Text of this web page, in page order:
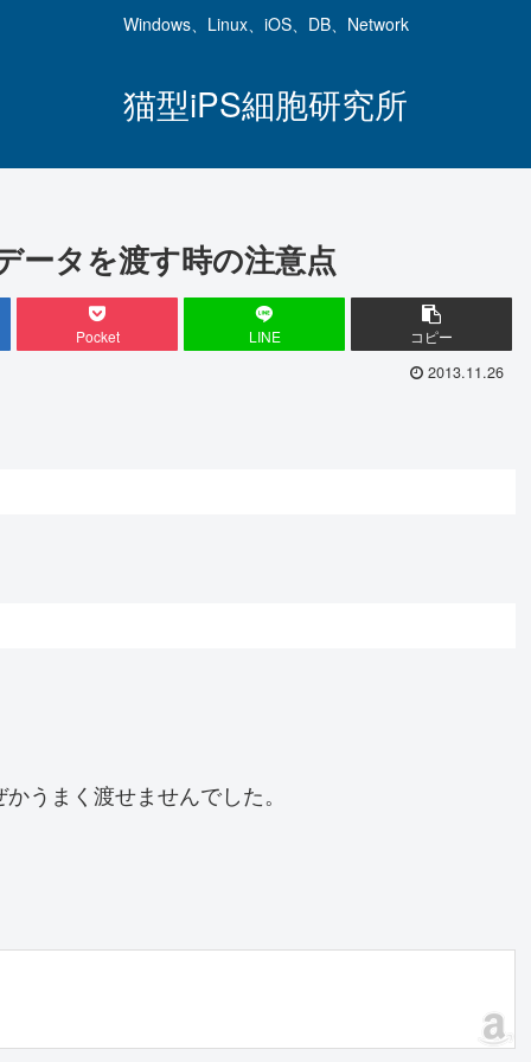
Windows、Linux、iOS、DB、Network
猫型iPS細胞研究所
ータを渡す時の注意点
Pocket LINE コピー
2013.11.26
うまく渡せませんでした。